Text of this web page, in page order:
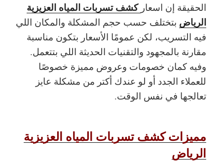
الحقيقة إن اسعار كشف تسربات المياه العزيزية
الرياض بتختلف حسب حجم المشكلة والمكان اللي
فيه التسريب، لكن عمومًا الأسعار بتكون مناسبة
مقارنة بالمجهود والتقنيات الحديثة اللي بتتعمل.
وفيه كمان خصومات وعروض مميزة خصوصًا
للعملاء الجدد أو لو عندك أكتر من مشكلة عايز
تعالجها في نفس الوقت.
مميزات كشف تسربات المياه العزيزية
الرياض